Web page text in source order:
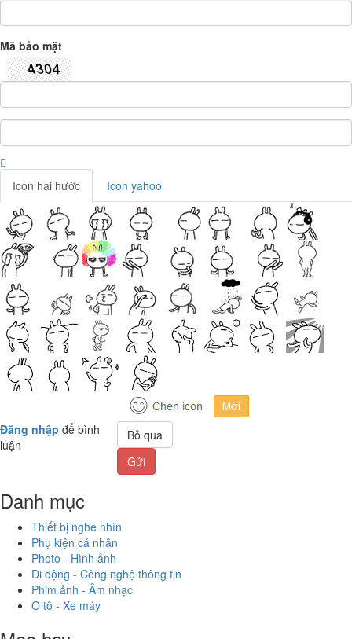
Mã bảo mật
Icon hài hước Icon yahoo
Đăng nhập để bình
luận
Bỏ qua
Gửi
Danh mục
Thiết bị nghe nhìn
Phụ kiện cá nhân
Photo - Hình ảnh
Di động - Công nghệ thông tin
Phim ảnh - Âm nhạc
Ô tô - Xe máy